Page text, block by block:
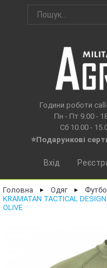
Години роботи
Пн - Пт 9.00 -
Сб 10.00 -
⭐Подарункові
Вхід
Головна ► Одяг ►
KRAMATAN TACTICAL
OLIVE